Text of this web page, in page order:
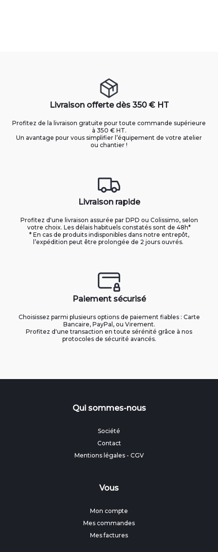
Livraison offerte dès 350 € HT
Profitez de la livraison gratuite pour toute commande supérieure
à 350 € HT.
Un avantage pour vous simplifier l’équipement de votre atelier
ou chantier !
Livraison rapide
Profitez d'une livraison assurée par DPD ou Colissimo, selon
votre choix. Les délais habituels constatés sont de 48h*
* En cas de produits indisponibles dans notre entrepôt,
l’expédition peut être prolongée de 2 jours ouvrés.
Paiement sécurisé
Choisissez parmi plusieurs options de paiement fiables : Carte
Bancaire, PayPal, ou Virement.
Profitez d'une transaction en toute sérénité grâce à nos
protocoles de sécurité avancés.
Qui sommes-nous
Société
Contact
Mentions légales- CGV
Vous
Mon compte
Mes commandes
Mes factures